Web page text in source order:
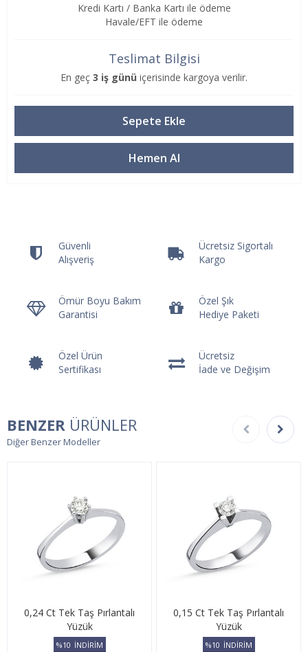
Kredi Kartı / Banka Kartı ile ödeme
Havale/EFT ile ödeme
Teslimat Bilgisi
En geç 3 iş günü içerisinde kargoya verilir.
Güvenli
Alışveriş
Ücretsiz Sigortalı
Kargo
Ömür Boyu Bakım
Garantisi
Özel Şık
Hediye Paketi
Özel Ürün
Sertifikası
Ücretsiz
İade ve Değişim
BENZER ÜRÜNLER
Diğer Benzer Modeller
0,24 Ct Tek Taş Pırlantalı
Yüzük
%10 İNDİRİM
0,15 Ct Tek Taş Pırlantalı
Yüzük
%10 İNDİRİM